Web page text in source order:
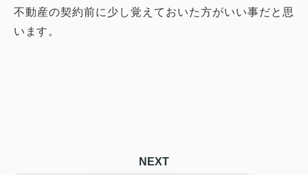
不動産の契約前に少し覚えておいた方がいい事だと思
います。
NEXT